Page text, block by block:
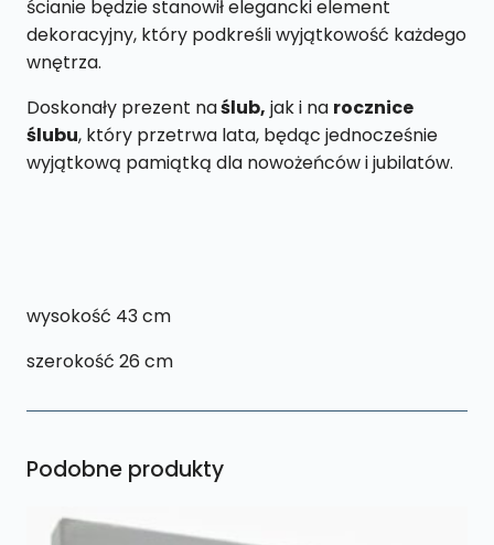
ścianie będzie stanowił elegancki element
dekoracyjny, który podkreśli wyjątkowość każdego
wnętrza.
Doskonały prezent naślub, jak i na rocznice
ślubu, który przetrwa lata, będąc jednocześnie
wyjątkową pamiątką dla nowożeńców i jubilatów.
wysokość 43 cm
szerokość 26 cm
Podobne produkty